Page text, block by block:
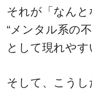
それが「なん
“メンタル系の
として現れやす
そして、こうし